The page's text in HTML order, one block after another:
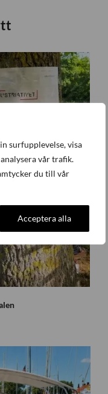
surfupplevelse, visa
vår trafik.
du till vår
Acceptera alla